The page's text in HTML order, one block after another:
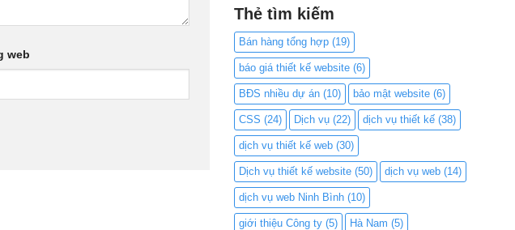
web
Thẻ tìm kiếm
Bán hàng tổng hợp (19)
báo giá thiết kế website (6)
BĐS nhiều dự án (10) bảo mật website (6)
CSS (24) Dịch vụ (22) dịch vụ thiết kế (38)
dịch vụ thiết kế web (30)
Dịch vụ thiết kế website (50) dịch vụ web (14)
dịch vụ web Ninh Bình (10)
giới thiệu Công ty (5) Hà Nam (5)